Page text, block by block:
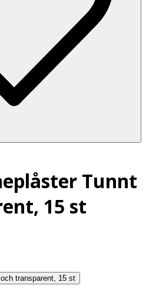
Tunnt
15 st
transparent, 15 st